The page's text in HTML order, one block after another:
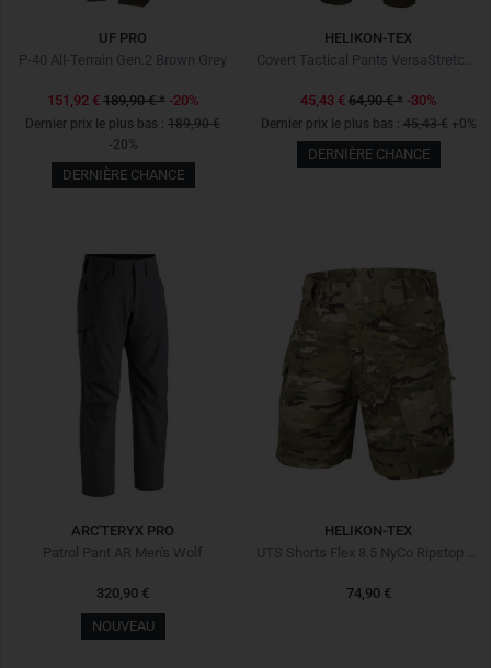
UF PRO
P-40 All-Terrain Gen.2 Brown Grey
151,92 € 189,90 €* -20%
Dernier prix le plus bas : 189,90 €
-20%
DERNIÈRE CHANCE
HELIKON-TEX
45,43 € 64,90 €* -30%
Dernier prix le plus bas : 45,43 € +0%
DERNIÈRE CHANCE
ARC'TERYX PRO
Patrol Pant AR Men's Wolf
320,90 €
NOUVEAU
HELIKON-TEX
UTS Shorts Flex 8.5 NyCo Ripstop MultiCam
74,90 €